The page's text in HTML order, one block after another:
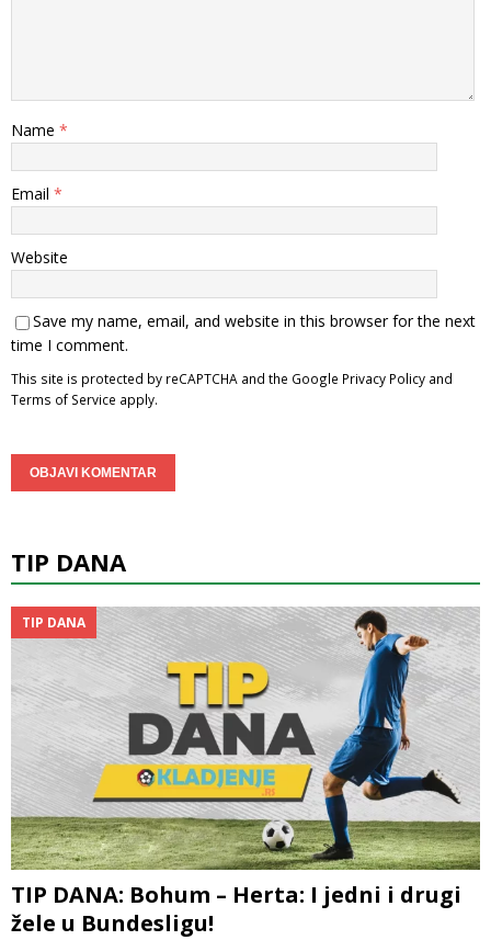
Name *
Email *
Website
Save my name, email, and website in this browser for the next
time I comment.
This site is protected by reCAPTCHA and the Google Privacy Policy and
Terms of Service apply.
TIP DANA
TIP DANA
TIP DANA: Bohum – Herta: I jedni i drugi
žele u Bundesligu!